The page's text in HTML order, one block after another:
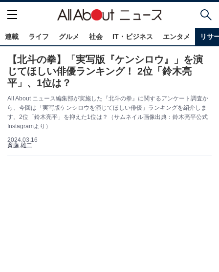
連載 ライフ グルメ 社会 IT・ビジネス エンタメ リサ
【北斗の拳】「実写版『ケンシロウ』」を演
じてほしい俳優ランキング！ 2位「鈴木亮
平」、1位は？
All About ニュース編集部が実施した『北斗の拳』に関するアンケート調査か
ら、今回は「実写版ケンシロウを演じてほしい俳優」ランキングを紹介しま
す。2位「鈴木亮平」を抑えた1位は？（サムネイル画像出典：鈴木亮平公式
Instagramより）
2024.03.16
斉藤 雄二